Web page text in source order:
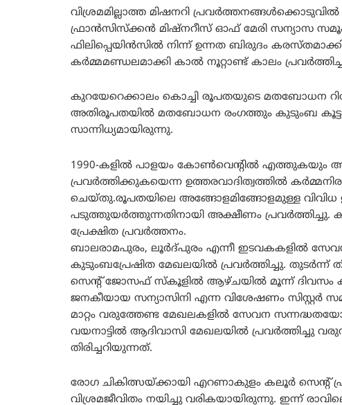
വിശ്രമമില്ലാത്ത മിഷനറി പ്രവർത്തനങ്ങൾക്കൊടുവിൽ
ഫ്രാൻസിസ്ക്കൻ മിഷ്നറീസ് ഓഫ് മേരി സന്യാസ
ഫിലിപ്പെയിൻസിൽ നിന്ന് ഉന്നത ബിരുദം
കർമ്മമണ്ഡലമാക്കി കാൽ നൂറ്റാണ്ട് കാലം
കുറയേറെക്കാലം കൊച്ചി രൂപതയുടെ മതബോധന
അതിരൂപതയിൽ മതബോധന രംഗത്തും കുടുംബ
സാന്നിധ്യമായിരുന്നു.
1990-കളിൽ പാളയം കോൺവെന്റിൽ എത്തുകയും
പ്രവർത്തിക്കുകയെന്ന ഉത്തരവാദിത്വത്തിൽ
ചെയ്തു.രൂപതയിലെ അങ്ങോളമിങ്ങോളമുള്ള വിവിധ
പടുത്തുയർത്തുന്നതിനായി അക്ഷീണം പ്രവർത്തിച്ചു.
പ്രേക്ഷിത പ്രവർത്തനം.
ബാലരാമപുരം, ലൂർദ്പുരം എന്നീ ഇടവകകളിൽ
കുടുംബപ്രേഷിത മേഖലയിൽ പ്രവർത്തിച്ചു.
സെന്റ് ജോസഫ് സ്കൂളിൽ ആഴ്ചയിൽ മൂന്ന് ദിവസം
ജനകീയായ സന്യാസിനി എന്ന വിശേഷണം സിസ്റ്റർ
മാറ്റം വരുത്തേണ്ട മേഖലകളിൽ സേവന
വയനാട്ടിൽ ആദിവാസി മേഖലയിൽ പ്രവർത്തിച്ചു
തിരിച്ചറിയുന്നത്.
രോഗ ചികിത്സയ്ക്കായി എറണാകുളം കലൂർ സെന്റ്
വിശ്രമജീവിതം നയിച്ചു വരികയായിരുന്നു. ഇന്ന്